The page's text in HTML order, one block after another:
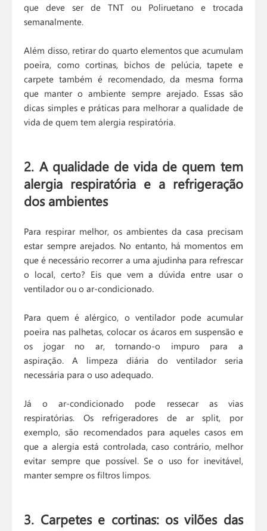
que deve ser de TNT ou Poliruetano e trocada
semanalmente.
Além disso, retirar do quarto elementos que acumulam
poeira, como cortinas, bichos de pelúcia, tapete e
carpete também é recomendado, da mesma forma
que manter o ambiente sempre arejado. Essas são
dicas simples e práticas para melhorar a qualidade de
vida de quem tem alergia respiratória.
2. A qualidade de vida de quem tem
alergia respiratória e a refrigeração
dos ambientes
Para respirar melhor, os ambientes da casa precisam
estar sempre arejados. No entanto, há momentos em
que é necessário recorrer a uma ajudinha para refrescar
o local, certo? Eis que vem a dúvida entre usar o
ventilador ou o ar-condicionado.
Para quem é alérgico, o ventilador pode acumular
poeira nas palhetas, colocar os ácaros em suspensão e
os jogar no ar, tornando-o impuro para a
aspiração. A limpeza diária do ventilador seria
necessária para o uso adequado.
Já o ar-condicionado pode ressecar as vias
respiratórias. Os refrigeradores de ar split, por
exemplo, são recomendados para aqueles casos em
que a alergia está controlada, caso contrário, melhor
evitar sempre que possível. Se o uso for inevitável,
manter sempre os filtros limpos.
3. Carpetes e cortinas: os vilões das